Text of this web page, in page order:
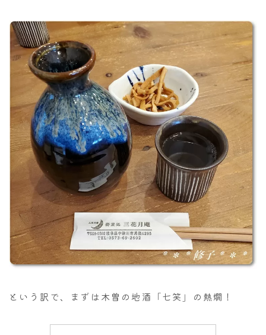
という訳で、まずは木曽の地酒「七笑」の熱燗！